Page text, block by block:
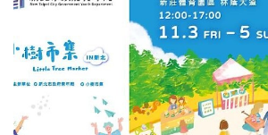
登入
刊登